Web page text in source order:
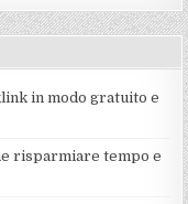
in modo gratuito e
risparmiare tempo e